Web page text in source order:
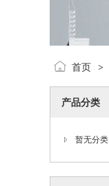
首页 >
产品分类
暂无分类